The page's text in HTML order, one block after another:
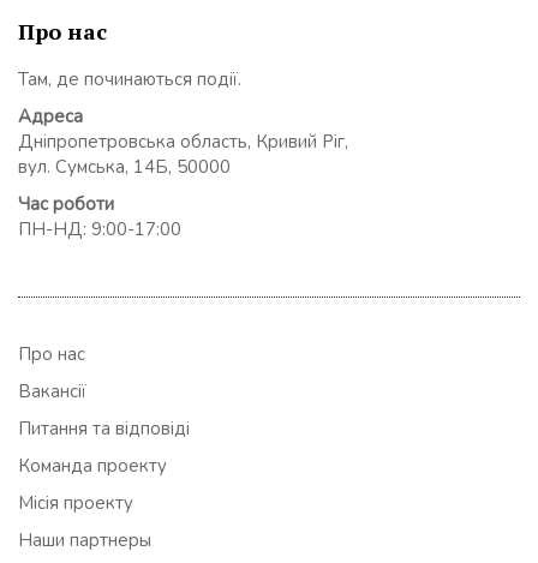
Про нас
Там, де починаються події.
Адреса
Дніпропетровська область, Кривий Ріг,
вул. Сумська, 14Б, 50000
Час роботи
ПН-НД: 9:00-17:00
Про нас
Вакансії
Питання та відповіді
Команда проекту
Місія проекту
Наши партнеры